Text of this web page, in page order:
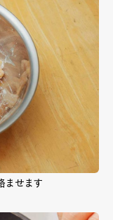
ませます